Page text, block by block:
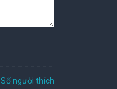
Số người thích